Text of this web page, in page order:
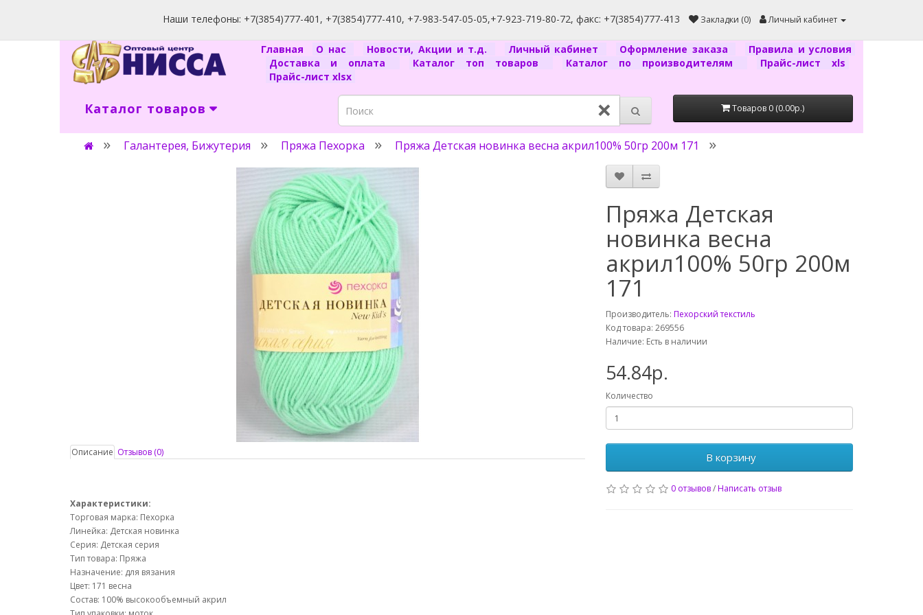
Наши телефоны: +7(3854)777-401, +7(3854)777-410, +7-983-547-05-05,+7-923-719-80-72, факс: +7(3854)777-413 Закладки (0) Личный кабинет
Главная О нас Новости, Акции и т.д. Личный кабинет Оформление заказа
Правила и условия
Доставка и оплата
Каталог топ товаров Каталог по производителям
Прайс-лист xls
Прайс-лист xlsx
Каталог товаров × Товаров 0 (0.00р.)
Галантерея, Бижутерия Пряжа Пехорка Пряжа Детская новинка весна акрил100% 50гр 200м 171
Описание Отзывов (0)
Характеристики:
Торговая марка: Пехорка
Линейка: Детская новинка
Серия: Детская серия
Тип товара: Пряжа
Назначение: для вязания
Цвет: 171 весна
Состав: 100% высокообъемный акрил
Пряжа Детская
новинка весна
акрил100% 50гр 200м
171
Производитель: Пехорский текстиль
Код товара: 269556
Наличие: Есть в наличии
54.84р.
Количество
В корзину
0 отзывов/Написать отзыв